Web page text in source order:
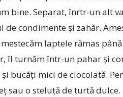
bine. Separat, înrtr-un alt
condimente și zahăr.
laptele rămas
îl turnăm într-un pahar și
bucăți mici de ciocolată.
sau o steluță de turtă dulce.